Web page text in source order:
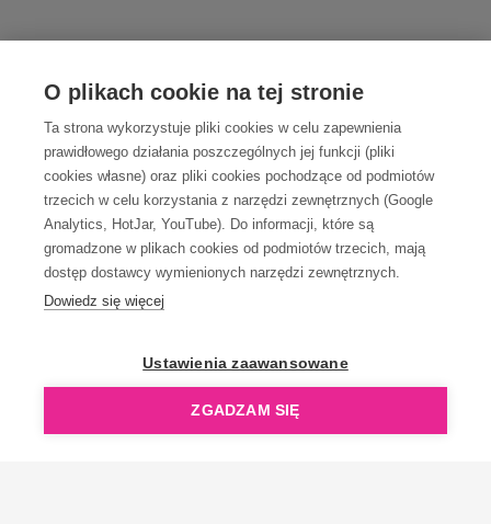
O plikach cookie na tej stronie
Ta strona wykorzystuje pliki cookies w celu zapewnienia
prawidłowego działania poszczególnych jej funkcji (pliki
cookies własne) oraz pliki cookies pochodzące od podmiotów
trzecich w celu korzystania z narzędzi zewnętrznych (Google
Analytics, HotJar, YouTube). Do informacji, które są
gromadzone w plikach cookies od podmiotów trzecich, mają
dostęp dostawcy wymienionych narzędzi zewnętrznych.
Dowiedz się więcej
Ustawienia zaawansowane
ZGADZAM SIĘ